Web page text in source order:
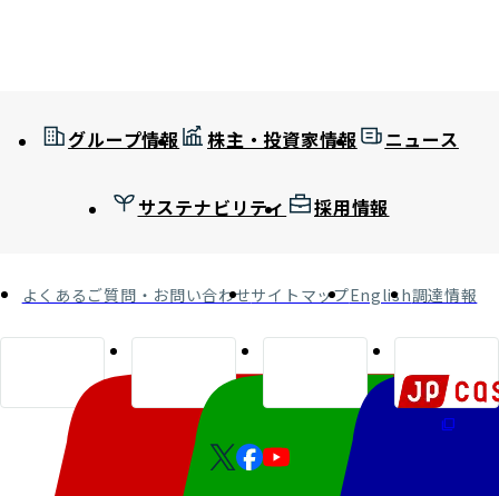
グループ情報 株主・投資家情報 ニュース
サステナビリティ 採用情報
よくあるご質問・お問い合わせサイトマップEnglish調達情報